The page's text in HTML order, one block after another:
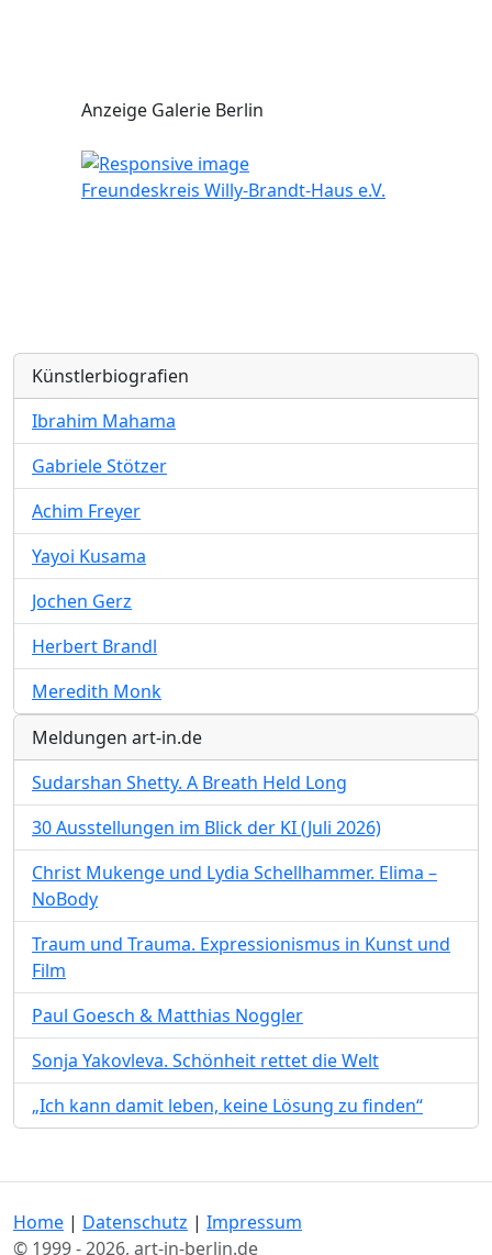
Anzeige Galerie Berlin
Freundeskreis Willy-Brandt-Haus e.V.
Künstlerbiografien
Ibrahim Mahama
Gabriele Stötzer
Achim Freyer
Yayoi Kusama
Jochen Gerz
Herbert Brandl
Meredith Monk
Meldungen art-in.de
Sudarshan Shetty. A Breath Held Long
30 Ausstellungen im Blick der KI (Juli 2026)
Christ Mukenge und Lydia Schellhammer. Elima –
NoBody
Traum und Trauma. Expressionismus in Kunst und
Film
Paul Goesch & Matthias Noggler
Sonja Yakovleva. Schönheit rettet die Welt
„Ich kann damit leben, keine Lösung zu finden“
Home | Datenschutz | Impressum
© 1999 - 2026, art-in-berlin.de